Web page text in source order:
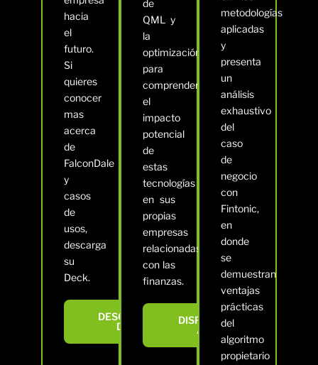
hacia
el
futuro.
Si
quieres
conocer
mas
acerca
de
FalconDale
y
casos
de
usos,
descarga
su
Deck.
DESCARGAR
DECK
de
QML y
la
optimización,
para
comprender
el
impacto
potencial
de
estas
tecnologías
en sus
propias
empresas
relacionadas
con las
finanzas.
DISPONIBLE
AQUÍ
metodologías
aplicadas
y
presenta
un
análisis
exhaustivo
del
caso
de
negocio
con
Fintonic,
en
donde
se
demuestran
ventajas
prácticas
del
algoritmo
propietario